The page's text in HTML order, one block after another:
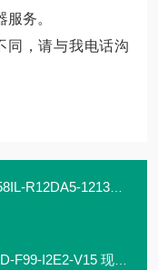
务。
同，请与我电话沟
1213B17-ABP值P+F
I2E2-V15 现货直发